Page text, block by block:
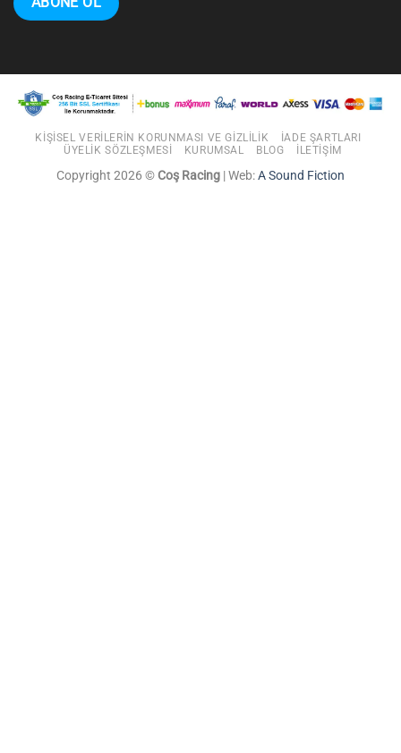
KIŞISEL VERILERIN KORUNMASI VE GIZLILIK
İADE ŞARTLARI
ÜYELIK SÖZLEŞMESI
KURUMSAL BLOG İLETIŞIM
Copyright 2026 © Coş Racing | Web:A Sound Fiction